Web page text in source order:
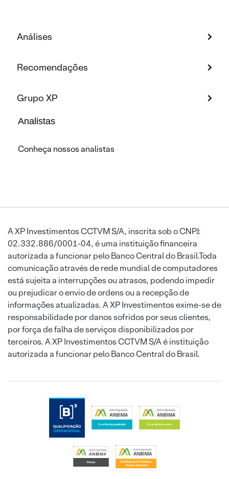
Análises
Recomendações
Grupo XP
Analistas
Conheça nossos analistas
A XP Investimentos CCTVM S/A, inscrita sob o CNPJ:
02.332.886/0001-04, é uma instituição financeira
autorizada a funcionar pelo Banco Central do Brasil.Toda
comunicação através de rede mundial de computadores
está sujeita a interrupções ou atrasos, podendo impedir
ou prejudicar o envio de ordens ou a recepção de
informações atualizadas. A XP Investimentos exime-se de
responsabilidade por danos sofridos por seus clientes,
por força de falha de serviços disponibilizados por
terceiros. A XP Investimentos CCTVM S/A é instituição
autorizada a funcionar pelo Banco Central do Brasil.